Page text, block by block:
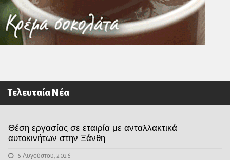
Τελευταία Νέα
Θέση εργασίας σε εταιρία με ανταλλακτικά
αυτοκινήτων στην Ξάνθη
6 Αυγούστου, 2026